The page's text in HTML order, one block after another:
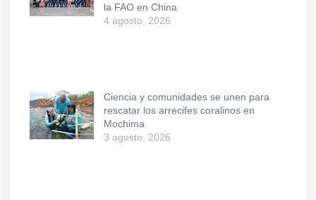
la FAO en China
4 agosto, 2026
Ciencia y comunidades se unen para
rescatar los arrecifes coralinos en
Mochima
3 agosto, 2026